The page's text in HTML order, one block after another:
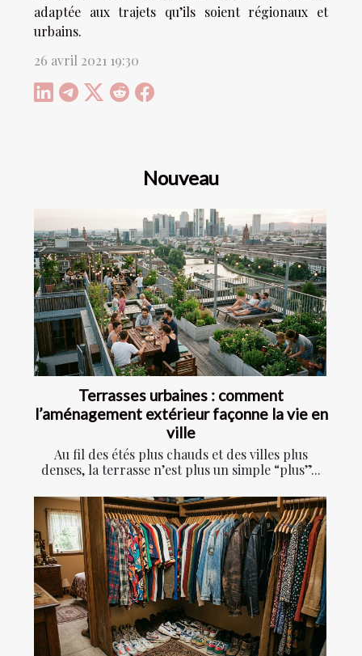
adaptée aux trajets qu’ils soient régionaux et
urbains.
26 avril 2021 19:30
Nouveau
Terrasses urbaines : comment
l’aménagement extérieur façonne la vie en
ville
Au fil des étés plus chauds et des villes plus
denses, la terrasse n’est plus un simple “plus”...